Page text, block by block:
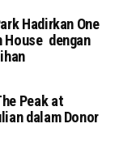
Hadirkan One
House dengan
Peak at
dalam Donor